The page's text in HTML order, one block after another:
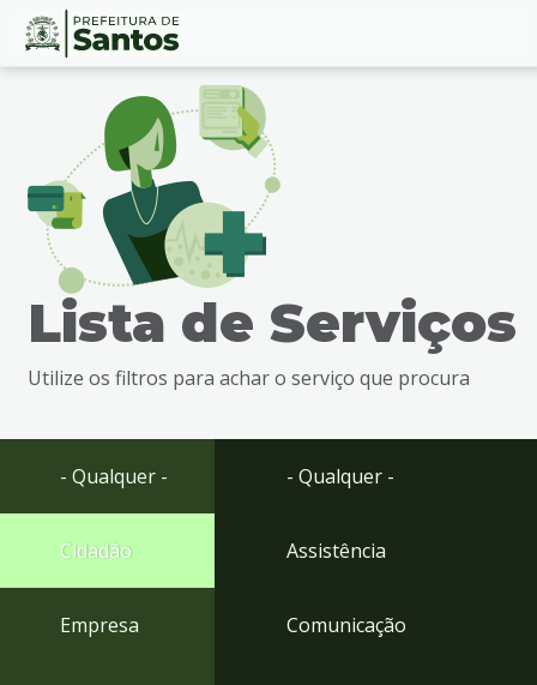
Ir
busca
Ir
rodapé
Conteúdo
Lista de Serviços
Utilize os filtros para achar o serviço que procura
- Qualquer -
Cidadão
Empresa
- Qualquer -
Assistência
Comunicação